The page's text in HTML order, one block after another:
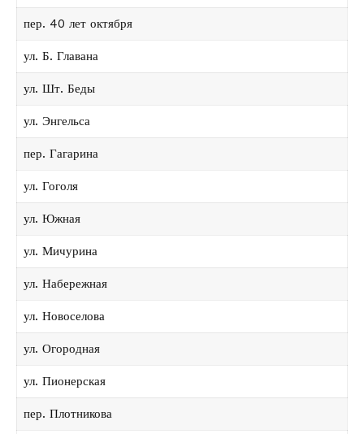
пер. 40 лет октября
ул. Б. Главана
ул. Шт. Беды
ул. Энгельса
пер. Гагарина
ул. Гоголя
ул. Южная
ул. Мичурина
ул. Набережная
ул. Новоселова
ул. Огородная
ул. Пионерская
пер. Плотникова